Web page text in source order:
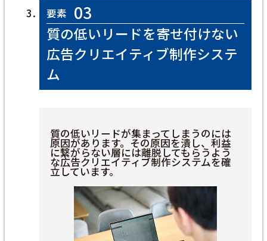
要素 03
質の低いリードを寄せ付けない
広告クリエイティブ制作システ
ム
質の低いリードが集まってしまうのには
原因があります。その原因を潰し、利益
に繋がらない層には離脱してもらうよう
な広告クリエイティブ制作システムを確
立しています。